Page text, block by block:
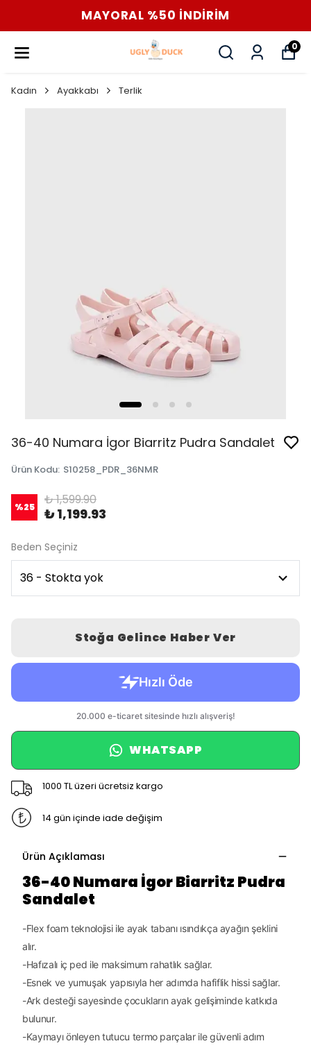
MAYORAL %50 İNDİRİM
0
Kadın Ayakkabı Terlik
36-40 Numara İgor Biarritz Pudra Sandalet
Ürün Kodu: S10258_PDR_36NMR
%25 ₺ 1,599.90
₺ 1,199.93
Beden Seçiniz
Stoğa Gelince Haber Ver
WHATSAPP
1000 TL üzeri ücretsiz kargo
14 gün içinde iade değişim
Ürün Açıklaması
36-40 Numara İgor Biarritz Pudra
Sandalet
-Flex foam teknolojisi ile ayak tabanı ısındıkça ayağın şeklini
alır.
-Hafızalı iç ped ile maksimum rahatlık sağlar.
-Esnek ve yumuşak yapısıyla her adımda hafiflik hissi sağlar.
-Ark desteği sayesinde çocukların ayak gelişiminde katkıda
bulunur.
-Kaymayı önleyen tutucu termo parçalar ile güvenli adım